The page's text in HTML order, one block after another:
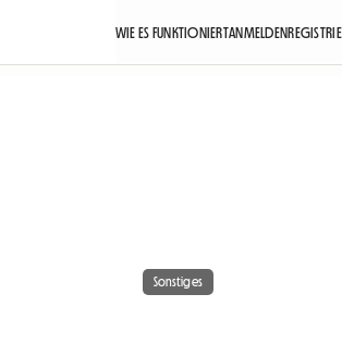
WIE ES FUNKTIONIERTANMELDEN
Sonstiges